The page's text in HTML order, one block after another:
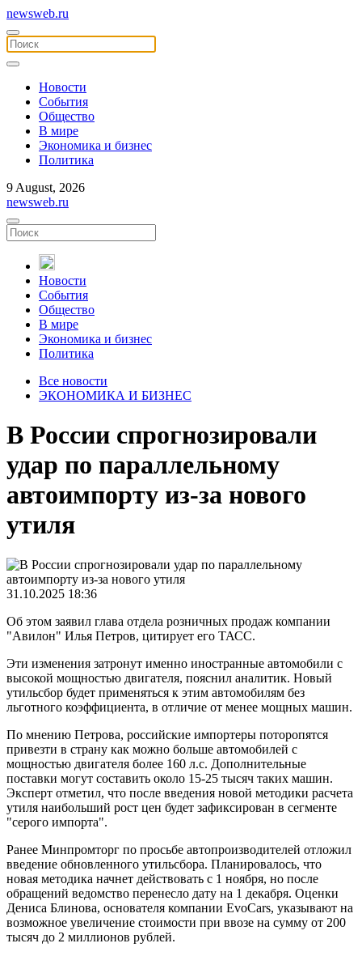
newsweb.ru
Новости
События
Общество
В мире
Экономика и бизнес
Политика
9 August, 2026
newsweb.ru
Новости
События
Общество
В мире
Экономика и бизнес
Политика
Все новости
ЭКОНОМИКА И БИЗНЕС
В России спрогнозировали
удар по параллельному
автоимпорту из-за нового
утиля
31.10.2025 18:36
Об этом заявил глава отдела розничных продаж компании
"Авилон" Илья Петров, цитирует его ТАСС.
Эти изменения затронут именно иностранные автомобили с
высокой мощностью двигателя, пояснил аналитик. Новый
утильсбор будет применяться к этим автомобилям без
льготного коэффициента, в отличие от менее мощных машин.
По мнению Петрова, российские импортеры поторопятся
привезти в страну как можно больше автомобилей с
мощностью двигателя более 160 л.с. Дополнительные
поставки могут составить около 15-25 тысяч таких машин.
Эксперт отметил, что после введения новой методики расчета
утиля наибольший рост цен будет зафиксирован в сегменте
"серого импорта".
Ранее Минпромторг по просьбе автопроизводителей отложил
введение обновленного утильсбора. Планировалось, что
новая методика начнет действовать с 1 ноября, но после
обращений ведомство перенесло дату на 1 декабря. Оценки
Дениса Блинова, основателя компании EvoCars, указывают на
возможное увеличение стоимости при ввозе на сумму от 200
тысяч до 2 миллионов рублей.